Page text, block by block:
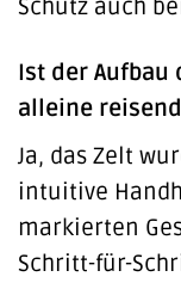
Schutz auch
Ist der Aufbau
alleine
Ja, das Zelt
intuitive
markierten
Schritt-für-